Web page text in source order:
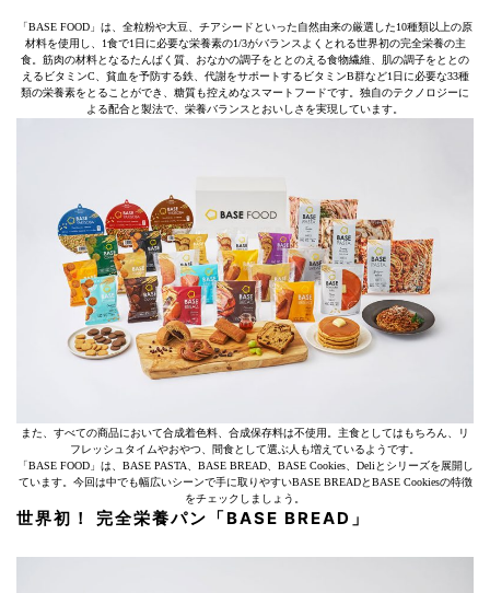
「BASE FOOD」は、全粒粉や大豆、チアシードといった自然由来の厳選した10種類以上の原
材料を使用し、1食で1日に必要な栄養素の1/3がバランスよくとれる世界初の完全栄養の主
食。筋肉の材料となるたんぱく質、おなかの調子をととのえる食物繊維、肌の調子をととの
えるビタミンC、貧血を予防する鉄、代謝をサポートするビタミンB群など1日に必要な33種
類の栄養素をとることができ、糖質も控えめなスマートフードです。独自のテクノロジーに
よる配合と製法で、栄養バランスとおいしさを実現しています。
また、すべての商品において合成着色料、合成保存料は不使用。主食としてはもちろん、リ
フレッシュタイムやおやつ、間食として選ぶ人も増えているようです。
「BASE FOOD」は、BASE PASTA、BASE BREAD、BASE Cookies、Deliとシリーズを展開し
ています。今回は中でも幅広いシーンで手に取りやすいBASE BREADとBASE Cookiesの特徴
をチェックしましょう。
世界初！ 完全栄養パン「BASE BREAD」